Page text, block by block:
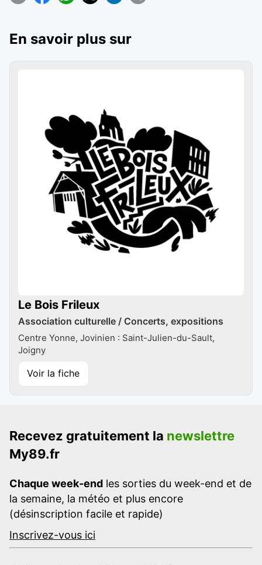
En savoir plus sur
Le Bois Frileux
Association culturelle / Concerts, expositions
Centre Yonne, Jovinien : Saint-Julien-du-Sault,
Joigny
Voir la fiche
Recevez gratuitement la newslettre
My89.fr
Chaque week-end les sorties du week-end et de
la semaine, la météo et plus encore
(désinscription facile et rapide)
Inscrivez-vous ici